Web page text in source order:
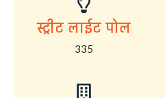
स्ट्रीट लाईट पोल
335